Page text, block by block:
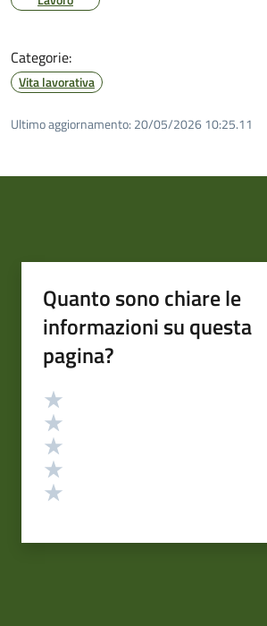
Categorie:
Vita lavorativa
Ultimo aggiornamento: 20/05/2026 10:25.11
Quanto sono chiare le
informazioni su questa
pagina?
Valutazione